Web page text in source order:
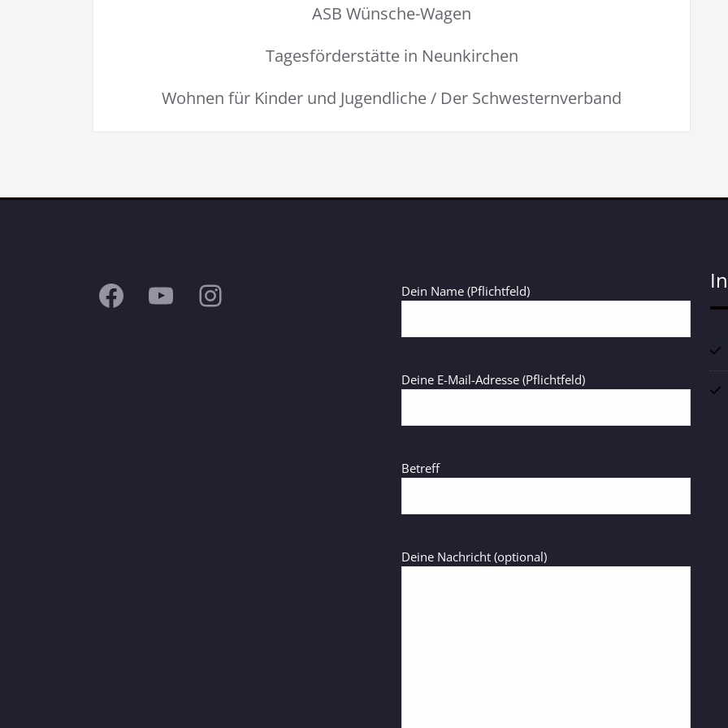
ASB Wünsche-Wagen
Tagesförderstätte in Neunkirchen
Wohnen für Kinder und Jugendliche / Der Schwesternverband
Facebook
YouTubeInstagram Dein Name (Pflichtfeld)
Deine E-Mail-Adresse (Pflichtfeld)
Betreff
Deine Nachricht (optional)